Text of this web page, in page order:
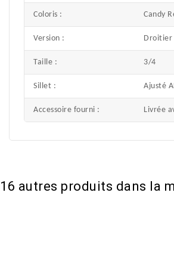
Coloris : Candy
Version : Droitier
Taille : 3/4
Sillet : Ajusté
Accessoire fourni : Livrée
16 autres produits dans la